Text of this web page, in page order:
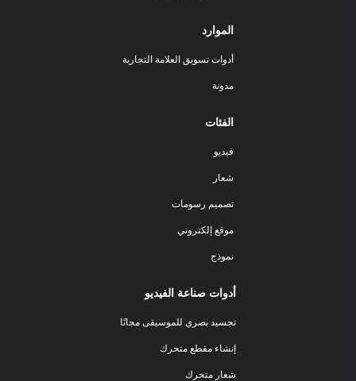
الموارد
أدوات تسويق العلامة التجارية
مدونة
الفئات
فيديو
شعار
تصميم رسومات
موقع إلكتروني
نموذج
أدوات صناعة الفيديو
تجسيد بصري للموسيقى مجانًا
إنشاء مقطع متحرك
شعار متحرك